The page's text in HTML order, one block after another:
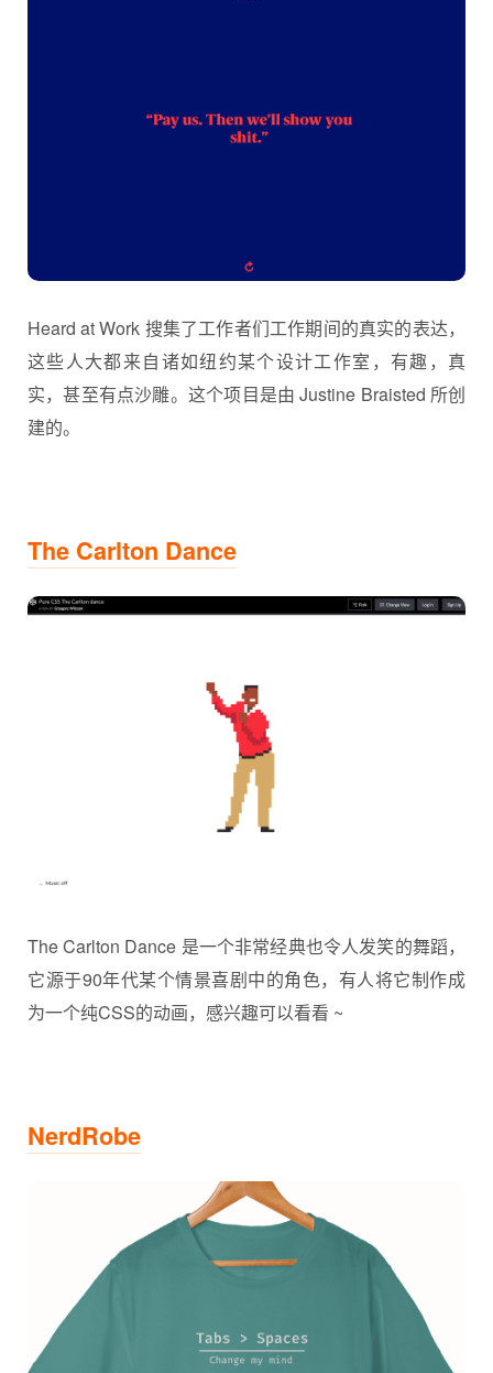
Heard at Work 搜集了工作者们工作期间的真实的表达，
这些人大都来自诸如纽约某个设计工作室，有趣，真
实，甚至有点沙雕。这个项目是由 Justine Braisted 所创
建的。
The Carlton Dance
The Carlton Dance 是一个非常经典也令人发笑的舞蹈，
它源于90年代某个情景喜剧中的角色，有人将它制作成
为一个纯CSS的动画，感兴趣可以看看 ~
NerdRobe